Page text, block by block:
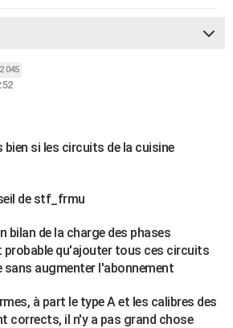
2 045
bien si les circuits de la cuisine
de stf_frmu
bilan de la charge des phases
probable qu'ajouter tous ces circuits
sans augmenter l'abonnement
à part le type A et les calibres des
corrects, il n'y a pas grand chose